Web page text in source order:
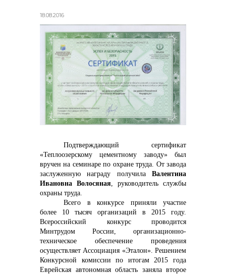
реализация неликвидов
контакты отдела закупок
Контакты
+7 (423) 234 50 50
18.08.2016
Подтверждающий сертификат
«Теплоозерскому цементному заводу» был
вручен на семинаре по охране труда. От завода
заслуженную награду получила Валентина
Ивановна Волосяная, руководитель службы
охраны труда.
Всего в конкурсе приняли участие
более 10 тысяч организаций в 2015 году.
Всероссийский конкурс проводится
Минтрудом России, организационно-
техническое обеспечение проведения
осуществляет Ассоциация «Эталон». Решением
Конкурсной комиссии по итогам 2015 года
Еврейская автономная область заняла второе